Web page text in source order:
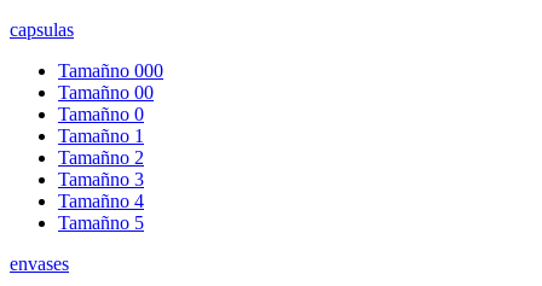
capsulas
Tamañno 000
Tamañno 00
Tamañno 0
Tamañno 1
Tamañno 2
Tamañno 3
Tamañno 4
Tamañno 5
envases